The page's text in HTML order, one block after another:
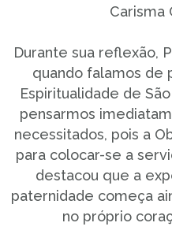
Carisma
Durante sua reflexão,
quando falamos de
Espiritualidade de
pensarmos
necessitados, pois a
para colocar-se a
destacou que a
paternidade começa
no próprio